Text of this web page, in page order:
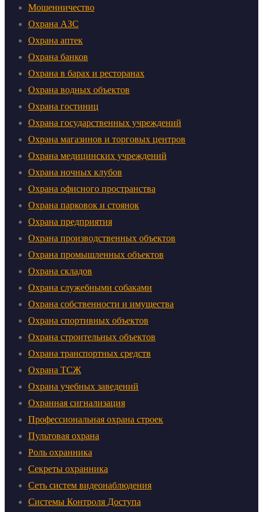
Мошенничество
Охрана АЗС
Охрана аптек
Охрана банков
Охрана в барах и ресторанах
Охрана водных объектов
Охрана гостиниц
Охрана государственных учреждений
Охрана магазинов и торговых центров
Охрана медицинских учреждений
Охрана ночных клубов
Охрана офисного пространства
Охрана парковок и стоянок
Охрана предприятия
Охрана производственных объектов
Охрана промышленных объектов
Охрана складов
Охрана служебными собаками
Охрана собственности и имущества
Охрана спортивных объектов
Охрана строительных объектов
Охрана транспортных средств
Охрана ТСЖ
Охрана учебных заведений
Охранная сигнализация
Профессиональная охрана строек
Пультовая охрана
Роль охранника
Секреты охранника
Сеть систем видеонаблюдения
Системы Контроля Доступа